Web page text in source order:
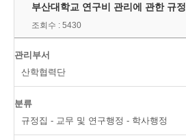
부산대학교 연구비 관리에 관한 규정
조회수 : 5430
관리부서
산학협력단
분류
규정집 - 교무 및 연구행정 - 학사행정